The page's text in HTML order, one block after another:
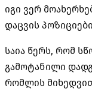
იგი ვერ
დაცვის
საია წერს, რომ
გამოტანილი
რომლის